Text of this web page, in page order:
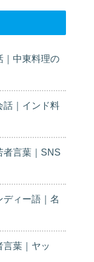
｜中東料理の
話｜インド料
者言葉｜SNS
ィー語｜名
言葉｜ヤッ